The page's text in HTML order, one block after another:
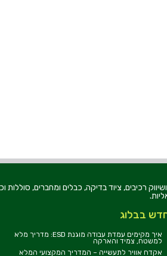
הינה מובילה ארצית בתחום יבוא ושיווק רכיבים, ציוד בדיקה,
בבלוג
איך מקימים עמדת עבודה מוגנת ESD: מדריך מלא
למשטח, צמיד והארקה
אקדח אוויר לתעשייה – המדריך המקצועי המלא